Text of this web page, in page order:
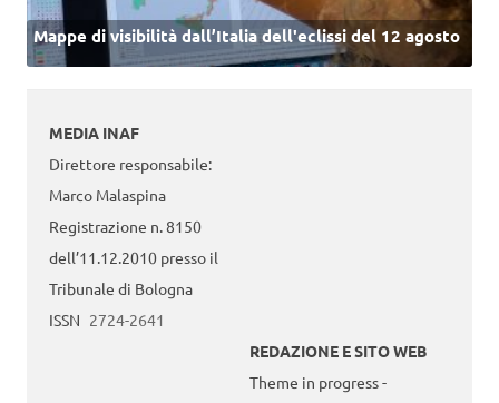
Mappe di visibilità dall’Italia dell'eclissi del 12 agosto
MEDIA INAF
Direttore responsabile:
Marco Malaspina
Registrazione n. 8150
dell’11.12.2010 presso il
Tribunale di Bologna
ISSN 2724-2641
REDAZIONE E SITO WEB
Theme in progress -